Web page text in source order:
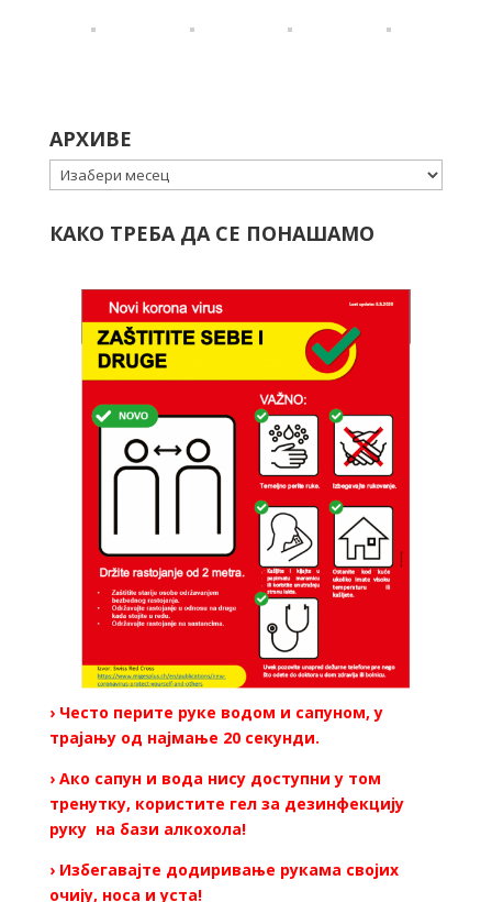
АРХИВЕ
Архиве
КАКО ТРЕБА ДА СЕ ПОНАШАМО
› Често перите руке водом и сапуном, у
трајању од најмање 20 секунди.
› Ако сапун и вода нису доступни у том
тренутку, користите гел за дезинфекцију
руку на бази алкохола!
› Избегавајте додиривање рукама својих
очију, носа и уста!